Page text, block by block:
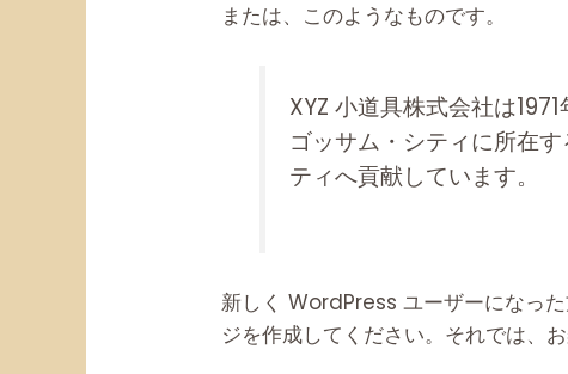
または、このようなものです。
XYZ 小道具株式会社は
ゴッサム・シティに所在
ティへ貢献しています。
新しく WordPress ユーザーになった
ジを作成してください。それでは、